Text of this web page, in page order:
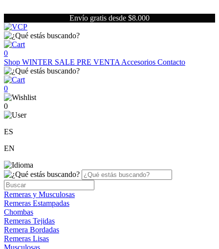
Envío gratis desde $8.000
0
Shop WINTER SALE PRE VENTA Accesorios Contacto
0
0
ES
EN
Remeras y Musculosas
Remeras Estampadas
Chombas
Remeras Tejidas
Remera Bordadas
Remeras Lisas
Musculosas